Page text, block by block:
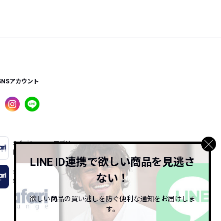
アカウント
Safari Lounge アプリ
限定の機能もあるアプリでサクサクお買い物
Safari Online
Safari公式ウェブマガジン
LINE ID連携で欲しい商品を見逃さ
ない！
欲しい商品の買い逃しを防ぐ便利な通知をお届けしま
す。